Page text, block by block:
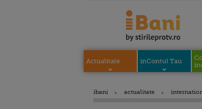
Actualitate inContul Tau
ibani actualitate